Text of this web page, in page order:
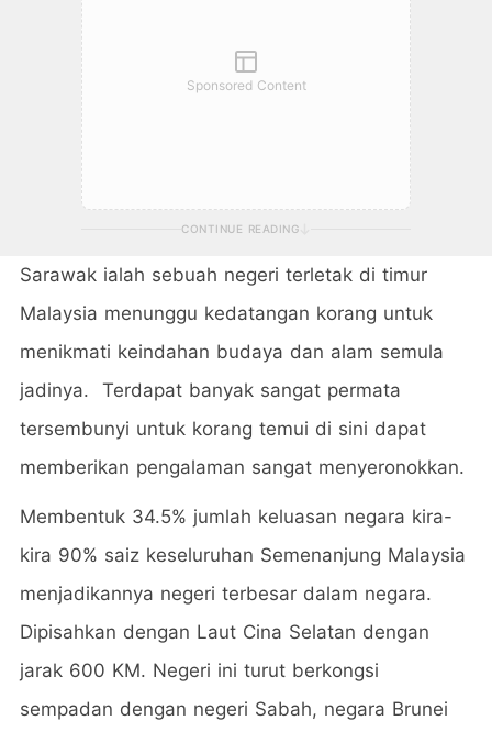
Sponsored Content
CONTINUE READING
Sarawak ialah sebuah negeri terletak di timur
Malaysia menunggu kedatangan korang untuk
menikmati keindahan budaya dan alam semula
jadinya. Terdapat banyak sangat permata
tersembunyi untuk korang temui di sini dapat
memberikan pengalaman sangat menyeronokkan.
Membentuk 34.5% jumlah keluasan negara kira-
kira 90% saiz keseluruhan Semenanjung Malaysia
menjadikannya negeri terbesar dalam negara.
Dipisahkan dengan Laut Cina Selatan dengan
jarak 600 KM. Negeri ini turut berkongsi
sempadan dengan negeri Sabah, negara Brunei